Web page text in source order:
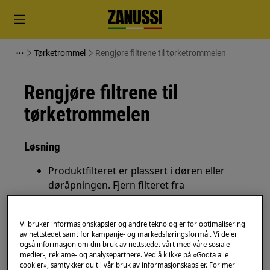
Tørketrommel Rengjøre filtrene til tørketrommelen
Rengjøre filtrene til
tørketrommelen
Løsning
Produktfilteret er plassert i døren eller
døråpningen. Fjern filteret fra
støvkammeret. Du kan fjerne lo enkelt ved
Sett filteret tilbake i holderen etter at du
har rengjort det. Produktet er nå klart til
bruk.
Vi bruker informasjonskapsler og andre teknologier for optimalisering
av nettstedet samt for kampanje- og markedsføringsformål. Vi deler
også informasjon om din bruk av nettstedet vårt med våre sosiale
medier-, reklame- og analysepartnere. Ved å klikke på «Godta alle
cookier», samtykker du til vår bruk av informasjonskapsler. For mer